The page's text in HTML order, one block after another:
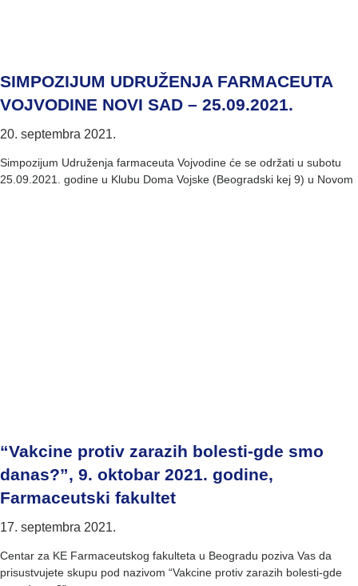
SIMPOZIJUM UDRUŽENJA FARMACEUTA
VOJVODINE NOVI SAD – 25.09.2021.
20. septembra 2021.
Simpozijum Udruženja farmaceuta Vojvodine će se održati u subotu
25.09.2021. godine u Klubu Doma Vojske (Beogradski kej 9) u Novom
“Vakcine protiv zarazih bolesti-gde smo
danas?”, 9. oktobar 2021. godine,
Farmaceutski fakultet
17. septembra 2021.
Centar za KE Farmaceutskog fakulteta u Beogradu poziva Vas da
prisustvujete skupu pod nazivom “Vakcine protiv zarazih bolesti-gde